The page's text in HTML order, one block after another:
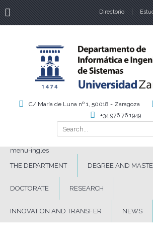
Directorio
Search form
Search
C/ María de Luna nº 1, 50018 - Zaragoza
+34 976 76 1949
menu-ingles
THE DEPARTMENT
DEGREE AND
DOCTORATE RESEARCH
INNOVATION AND TRANSFER NEWS